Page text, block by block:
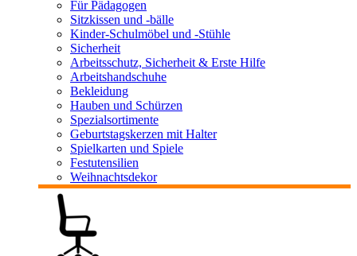
Für Pädagogen
Sitzkissen und -bälle
Kinder-Schulmöbel und -Stühle
Sicherheit
Arbeitsschutz, Sicherheit & Erste Hilfe
Arbeitshandschuhe
Bekleidung
Hauben und Schürzen
Spezialsortimente
Geburtstagskerzen mit Halter
Spielkarten und Spiele
Festutensilien
Weihnachtsdekor